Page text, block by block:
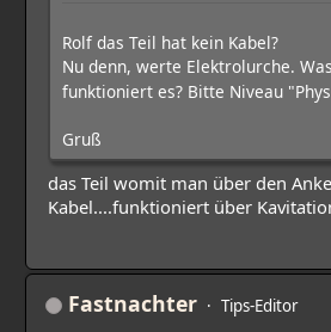
Rolf das Teil hat kein Kabel?
Nu denn, werte Elektrolurche.
funktioniert es? Bitte Niveau
Gruß
das Teil womit man über den
Kabel....funktioniert über
Fastnachter Tips-Editor